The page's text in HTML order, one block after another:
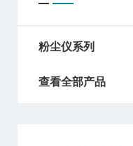
粉尘仪系列
查看全部产品